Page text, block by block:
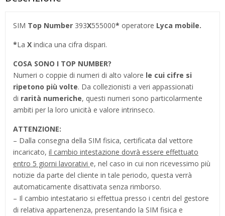
SIM Top Number 393X555000* operatore Lyca mobile.
*La X indica una cifra dispari.
COSA SONO I TOP NUMBER?
Numeri o coppie di numeri di alto valore le cui cifre si
ripetono più volte. Da collezionisti a veri appassionati
di rarità numeriche, questi numeri sono particolarmente
ambiti per la loro unicità e valore intrinseco.
ATTENZIONE:
– Dalla consegna della SIM fisica, certificata dal vettore
incaricato, il cambio intestazione dovrà essere effettuato
entro 5 giorni lavorativi e, nel caso in cui non ricevessimo più
notizie da parte del cliente in tale periodo, questa verrà
automaticamente disattivata senza rimborso.
– Il cambio intestatario si effettua presso i centri del gestore
di relativa appartenenza, presentando la SIM fisica e